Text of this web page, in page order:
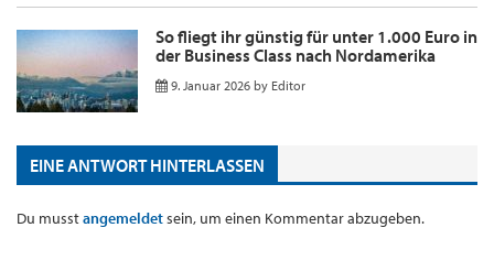
So fliegt ihr günstig für unter 1.000 Euro in
der Business Class nach Nordamerika
9. Januar 2026 by Editor
EINE ANTWORT HINTERLASSEN
Du musstangemeldetsein, um einen Kommentar abzugeben.